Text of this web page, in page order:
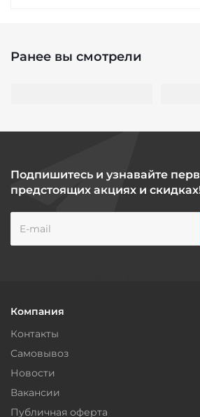
Ранее вы смотрели
Подпишитесь и узнавайте
предстоящих акциях и
Компания
Контакты
Самовывоз
Новости
Вакансии
Публичная оферта